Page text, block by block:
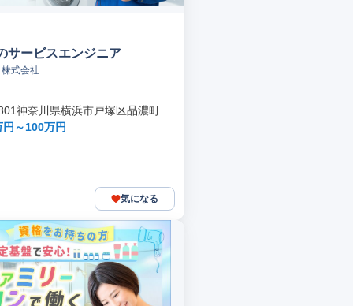
サービスエンジニア
式会社
神奈川県横浜市戸塚区品濃町
～100万円
気になる